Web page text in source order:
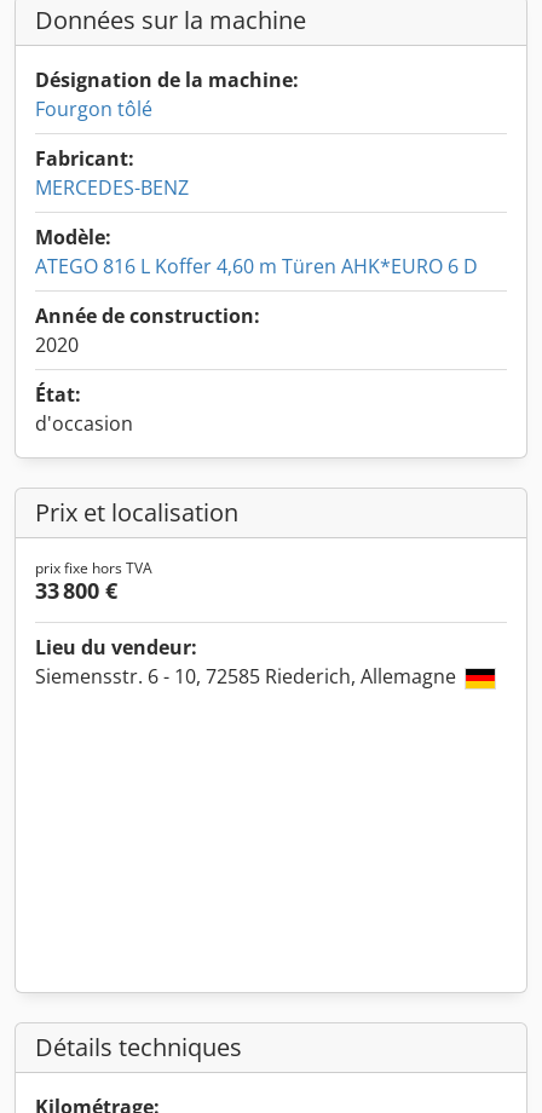
Données sur la machine
Désignation de la machine:
Fourgon tôlé
Fabricant:
MERCEDES-BENZ
Modèle:
ATEGO 816 L Koffer 4,60 m Türen AHK*EURO 6 D
Année de construction:
2020
État:
d'occasion
Prix et localisation
prix fixe hors TVA
33 800 €
Lieu du vendeur:
Siemensstr. 6 - 10, 72585 Riederich, Allemagne
Détails techniques
Kilométrage: